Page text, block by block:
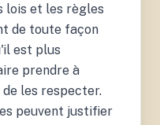
lois et les règles
de toute façon
est plus
prendre à
les respecter.
peuvent justifier